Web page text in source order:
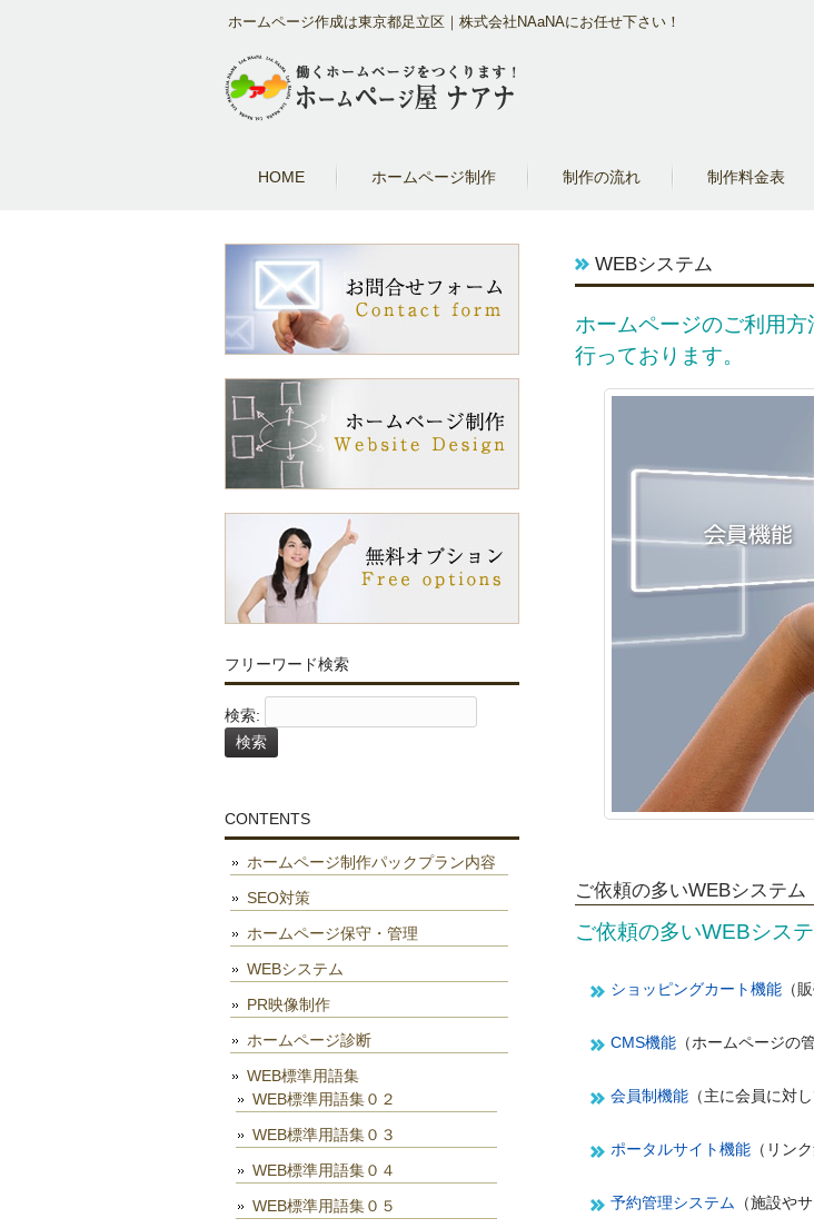
ホームページ作成は東京都足立区｜株式会社NAaNAにお任せ下さい！
HOME ホームページ制作 制作の流れ 制作料金表
WEBシステム
ホームページのご利用
行っております。
ご依頼の多いWEBシステム
ご依頼の多いWEBシス
ショッピングカート機能 （
CMS機能 （ホームページの
会員制機能 （主に会員に対
ポータルサイト機能 （リン
予約管理システム （施設や
フリーワード検索
検索:
CONTENTS
ホームページ制作パックプラン内容
SEO対策
ホームページ保守・管理
WEBシステム
PR映像制作
ホームページ診断
WEB標準用語集
WEB標準用語集０２
WEB標準用語集０３
WEB標準用語集０４
WEB標準用語集０５